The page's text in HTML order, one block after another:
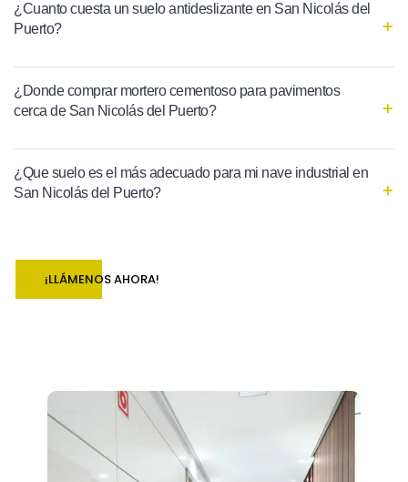
¿Cuanto cuesta un suelo antideslizante en San Nicolás del
Puerto?
¿Donde comprar mortero cementoso para pavimentos
cerca de San Nicolás del Puerto?
¿Que suelo es el más adecuado para mi nave industrial en
San Nicolás del Puerto?
¡LLÁMENOS AHORA!